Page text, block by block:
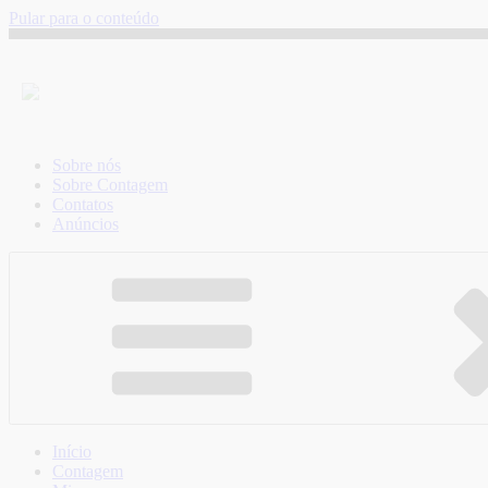
Pular para o conteúdo
Sobre nós
Sobre Contagem
Contatos
Anúncios
Início
Contagem